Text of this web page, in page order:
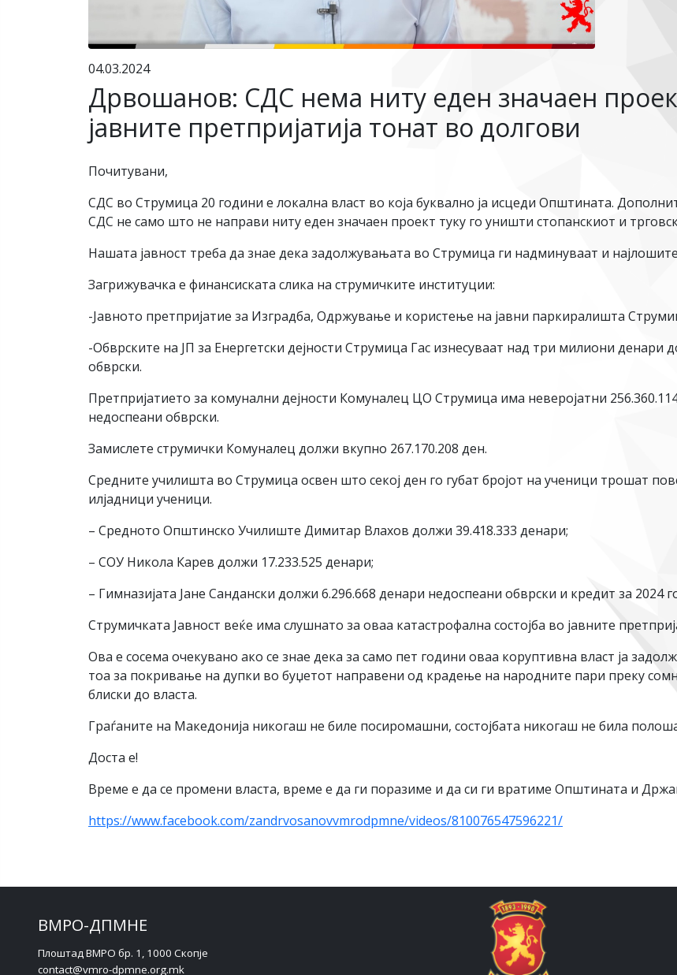
04.03.2024
Дрвошанов: СДС нема ниту еден значаен
јавните претпријатија тонат во долгови
Почитувани,
СДС во Струмица 20 години е локална власт во која буквално ја исцеди Општината.
СДС не само што не направи ниту еден значаен проект туку го уништи стопанскиот и
Нашата јавност треба да знае дека задолжувањата во Струмица ги надминуваат и
Загрижувачка е финансиската слика на струмичките институции:
-Јавното претпријатие за Изградба, Одржување и користење на јавни паркиралишта
-Обврските на ЈП за Енергетски дејности Струмица Гас изнесуваат над три милиони денари
обврски.
Претпријатието за комунални дејности Комуналец ЦО Струмица има неверојатни
недоспеани обврски.
Замислете струмички Комуналец должи вкупно 267.170.208 ден.
Средните училишта во Струмица освен што секој ден го губат бројот на ученици трошат
илјадници ученици.
– Средното Општинско Училиште Димитар Влахов должи 39.418.333 денари;
– СОУ Никола Карев должи 17.233.525 денари;
– Гимназијата Јане Сандански должи 6.296.668 денари недоспеани обврски и кредит за 2024
Струмичката Јавност веќе има слушнато за оваа катастрофална состојба во јавните
Ова е сосема очекувано ако се знае дека за само пет години оваа коруптивна власт ја
тоа за покривање на дупки во буџетот направени од крадење на народните пари преку
блиски до власта.
Граѓаните на Македонија никогаш не биле посиромашни, состојбата никогаш не била
Доста е!
Време е да се промени власта, време е да ги поразиме и да си ги вратиме Општината и
https://www.facebook.com/zandrvosanovvmrodpmne/videos/810076547596221/
ВМРО-ДПМНЕ
Плоштад ВМРО бр. 1, 1000 Скопје
contact@vmro-dpmne.org.mk